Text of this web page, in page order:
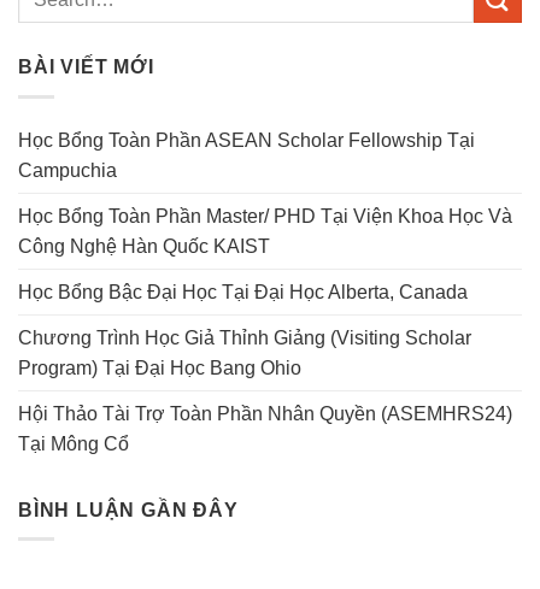
BÀI VIẾT MỚI
Học Bổng Toàn Phần ASEAN Scholar Fellowship Tại
Campuchia
Học Bổng Toàn Phần Master/ PHD Tại Viện Khoa Học Và
Công Nghệ Hàn Quốc KAIST
Học Bổng Bậc Đại Học Tại Đại Học Alberta, Canada
Chương Trình Học Giả Thỉnh Giảng (Visiting Scholar
Program) Tại Đại Học Bang Ohio
Hội Thảo Tài Trợ Toàn Phần Nhân Quyền (ASEMHRS24)
Tại Mông Cổ
BÌNH LUẬN GẦN ĐÂY